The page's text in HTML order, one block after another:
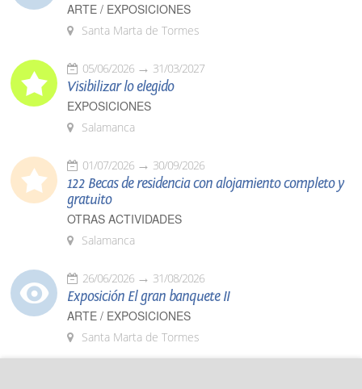
ARTE / EXPOSICIONES
Santa Marta de Tormes
05/06/2026 31/03/2027
Visibilizar lo elegido
EXPOSICIONES
Salamanca
01/07/2026 30/09/2026
122 Becas de residencia con alojamiento completo y
gratuito
OTRAS ACTIVIDADES
Salamanca
26/06/2026 31/08/2026
Exposición El gran banquete II
ARTE / EXPOSICIONES
Santa Marta de Tormes